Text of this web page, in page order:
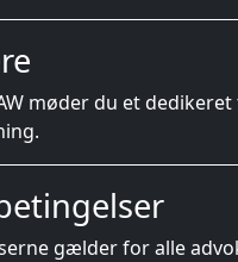
møder du et
gælder for alle